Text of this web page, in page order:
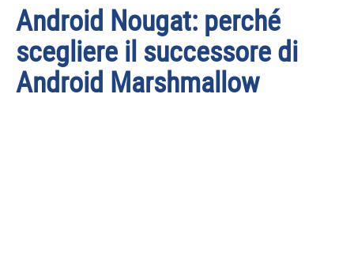
TABLET
APP
Android Nougat: perché
scegliere il successore di
Android Marshmallow